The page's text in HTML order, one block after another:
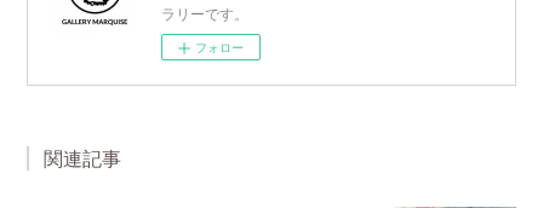
ラリーです。
フォロー
関連記事